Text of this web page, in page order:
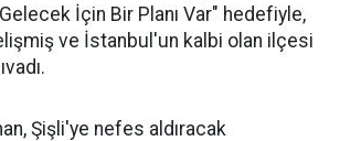
İçin Bir Planı Var" hedefiyle,
ve İstanbul'un kalbi olan ilçesi
Şişli'ye nefes aldıracak